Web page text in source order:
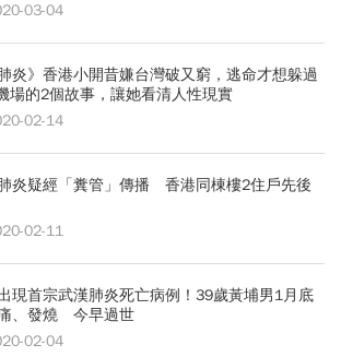
03-04
炎》香港小開昔嫌台灣破又窮，逃命才想躲過
場的2個故事，讓她看清人性現實
02-14
炎疑經「糞管」傳播 香港同棟樓2住戶先後
02-11
現首宗武漢肺炎死亡病例！39歲黃埔男1月底
、發燒 今早過世
02-04